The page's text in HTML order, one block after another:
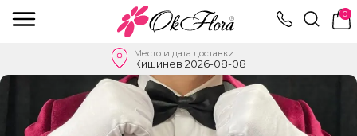
0
Место и дата доставки:
Кишинев 2026-08-08